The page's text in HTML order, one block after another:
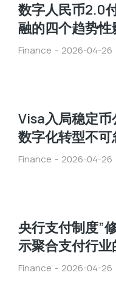
数字人民币2.0
融的四个趋势性
Finance 2026-04-26
Visa入局稳定
数字化转型不可
Finance 2026-04-26
央行支付制度”
示聚合支付行
Finance 2026-04-26